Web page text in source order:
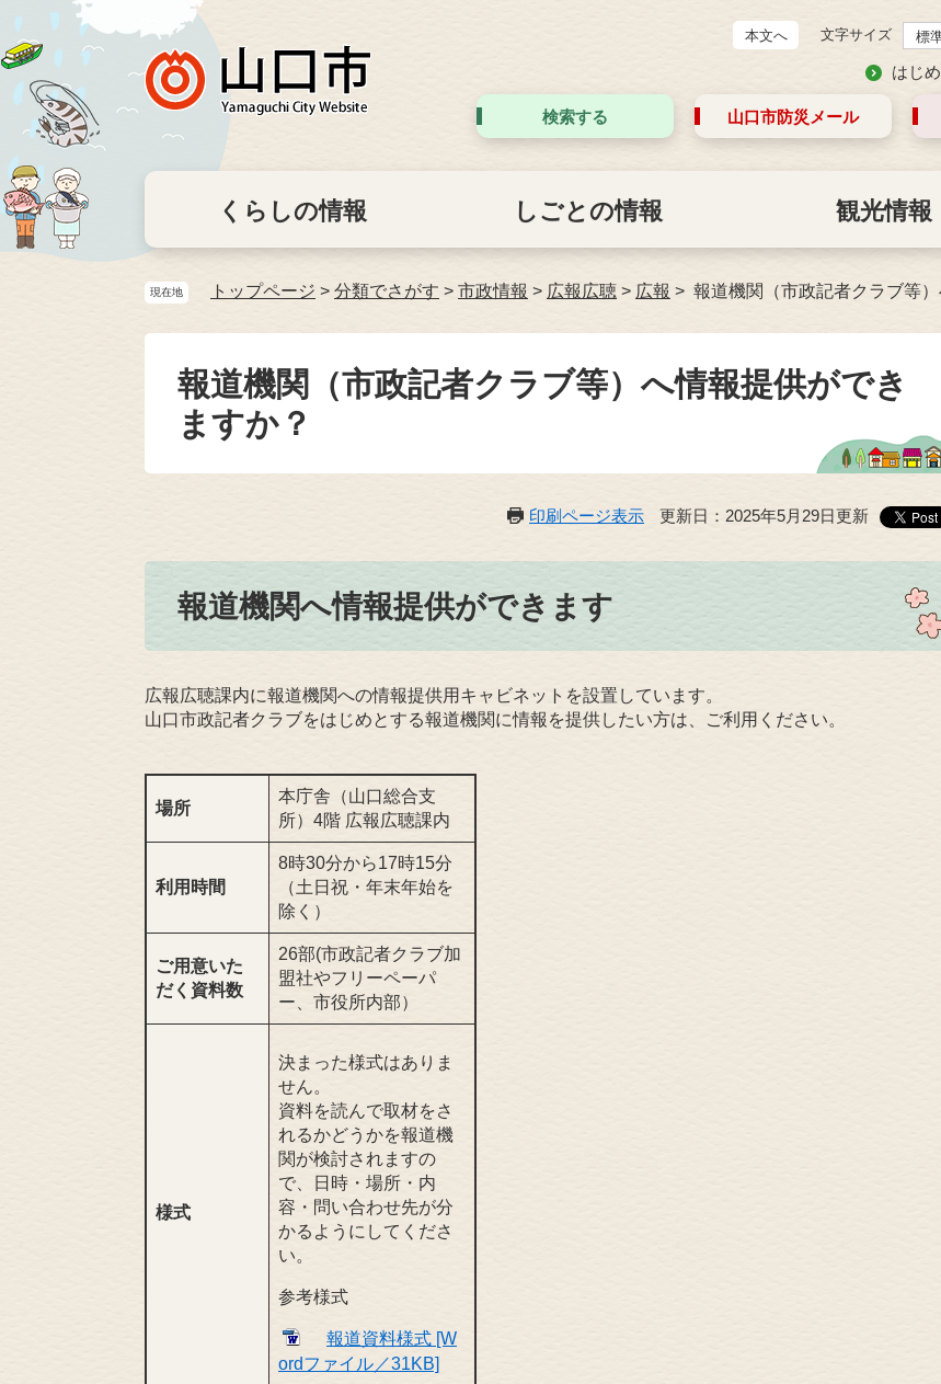
本文へ 文字サイズ 標
はじ
検索する 山口市防災 メール
くらしの情報 しごとの情報 観光情報
現在地 トップページ > 分類でさがす > 市政情報 > 広報広聴 > 広報 報道機関（市政記者クラブ等
報道機関（市政記者クラブ等）へ情報提供ができ
ますか？
印刷ページ表示 更新日：2025年5月29日更新
報道機関へ情報提供ができます
広報広聴課内に報道機関への情報提供用キャビネットを設置しています。
山口市政記者クラブをはじめとする報道機関に情報を提供したい方は、ご利用ください。
場所
本庁舎（山口総合支
所）4階 広報広聴課内
利用時間
8時30分から17時15分
（土日祝・年末年始を
除く）
ご用意いた
だく資料数
26部(市政記者クラブ加
盟社やフリーペーパ
ー、市役所内部）
様式
決まった様式はありま
せん。
資料を読んで取材をさ
れるかどうかを報道機
関が検討されますの
で、日時・場所・内
容・問い合わせ先が分
かるようにしてくださ
い。
参考様式
報道資料様式 [W
ordファイル／31KB]